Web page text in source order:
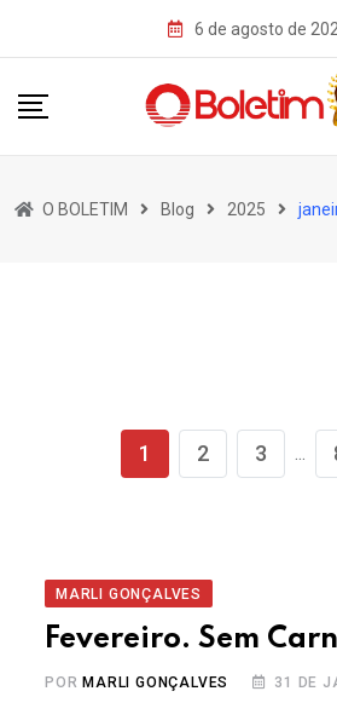
6 de agosto de
O BOLETIM Blog 2025
1 2 3 ...
MARLI GONÇALVES
Fevereiro. Sem
POR MARLI GONÇALVES 31 DE